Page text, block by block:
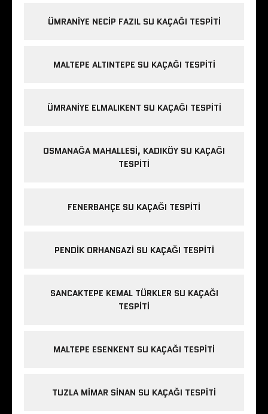
ÜMRANIYE NECIP FAZIL SU KAÇAĞI TESPITI
MALTEPE ALTINTEPE SU KAÇAĞI TESPITI
ÜMRANIYE ELMALIKENT SU KAÇAĞI TESPITI
OSMANAĞA MAHALLESI, KADIKÖY SU KAÇAĞI
TESPITI
FENERBAHÇE SU KAÇAĞI TESPITI
PENDIK ORHANGAZI SU KAÇAĞI TESPITI
SANCAKTEPE KEMAL TÜRKLER SU KAÇAĞI
TESPITI
MALTEPE ESENKENT SU KAÇAĞI TESPITI
TUZLA MIMAR SINAN SU KAÇAĞI TESPITI